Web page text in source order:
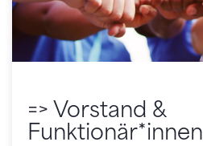
=> Vorstand &
Funktionär*innen